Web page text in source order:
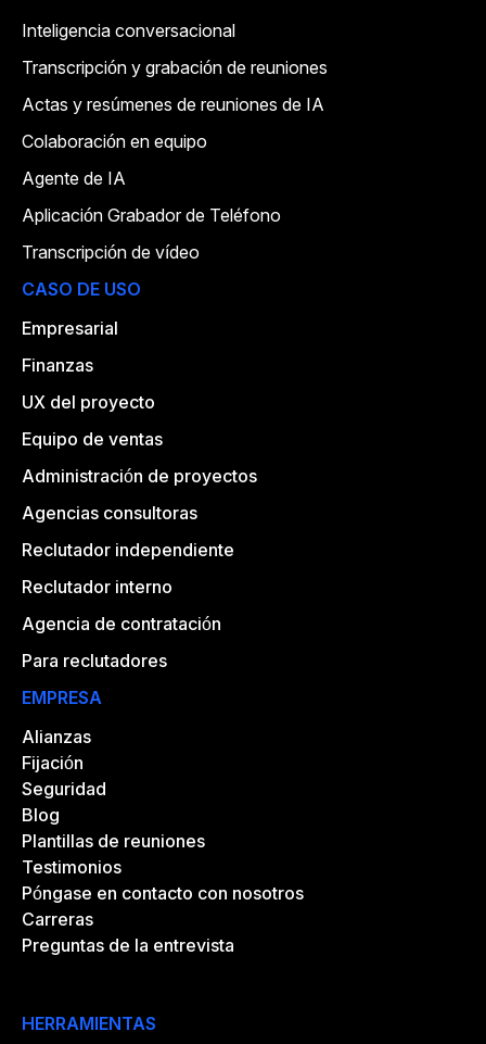
Inteligencia conversacional
Transcripción y grabación de reuniones
Actas y resúmenes de reuniones de IA
Colaboración en equipo
Agente de IA
Aplicación Grabador de Teléfono
Transcripción de vídeo
CASO DE USO
Empresarial
Finanzas
UX del proyecto
Equipo de ventas
Administración de proyectos
Agencias consultoras
Reclutador independiente
Reclutador interno
Agencia de contratación
Para reclutadores
EMPRESA
Alianzas
Fijación
Seguridad
Blog
Plantillas de reuniones
Testimonios
Póngase en contacto con nosotros
Carreras
Preguntas de la entrevista
HERRAMIENTAS